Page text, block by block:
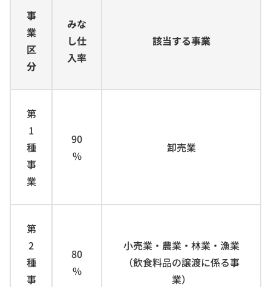
事
業
区
分
みな
し仕
入率
該当する事業
第
1
種
事
業
90
%
卸売業
第
2
種
事
80
%
小売業・農業・林業・漁業
（飲食料品の譲渡に係る事
業）